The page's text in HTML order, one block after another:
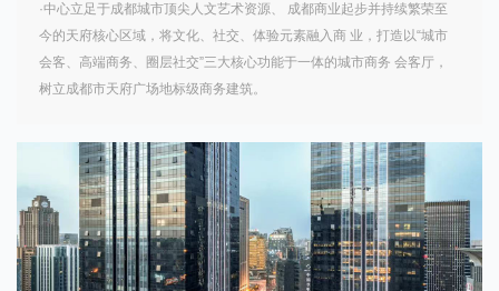
·中心立足于成都城市顶尖人文艺术资源、 成都商业起步并持续繁荣至
今的天府核心区域，将文化、社交、体验元素融入商 业，打造以“城市
会客、高端商务、圈层社交”三大核心功能于一体的城市商务 会客厅，
树立成都市天府广场地标级商务建筑。